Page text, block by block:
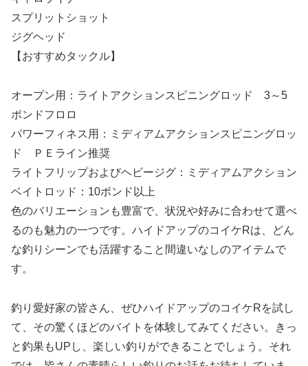
スプリットショット
ジグヘッド
【おすすめタックル】
オープン用：ライトアクションスピニングロッド 3～5
ポンドフロロ
パワーフィネス用：ミディアムアクションスピニングロッ
ド ＰＥライン推奨
ライトフリップおよびヘビージグ：ミディアムアクション
ベイトロッド：10ポンド以上
色のバリエーションも豊富で、状況や好みに合わせて選べ
るのも魅力の一つです。ハイドアップのコイケRは、どん
な釣りシーンでも活躍すること間違いなしのアイテムで
す。
釣り愛好家の皆さん、ぜひハイドアップのコイケRを試し
て、その驚くほどのバイトを体験してみてください。きっ
と釣果もUPし、楽しい釣りができることでしょう。それ